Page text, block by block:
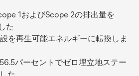
1およびScope 2の排出量を
た
を再生可能エネルギーに転換しま
パーセントでゼロ埋立地ステー
た